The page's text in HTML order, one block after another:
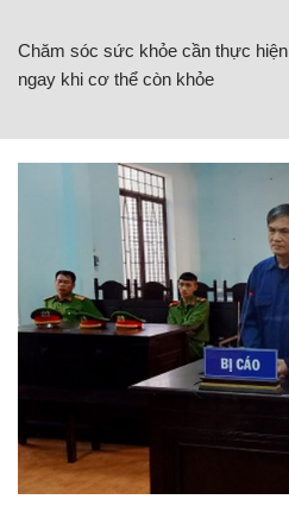
Chăm sóc sức khỏe cần thực hiện
ngay khi cơ thể còn khỏe